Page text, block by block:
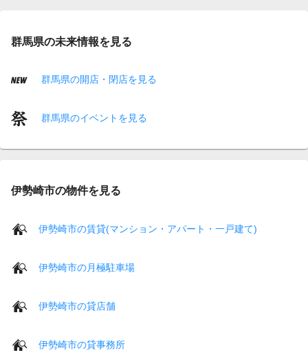
群馬県の未来情報を見る
群馬県の開店・閉店を見る
群馬県のイベントを見る
伊勢崎市の物件を見る
伊勢崎市の賃貸(マンション・アパート・一戸建て)
伊勢崎市の月極駐車場
伊勢崎市の貸店舗
伊勢崎市の貸事務所